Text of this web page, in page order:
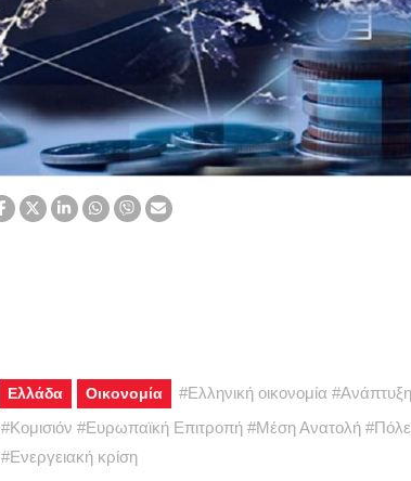
Ελλάδα Οικονομία #Ελληνική οικονομία #Ανάπτυξη
#Κομισιόν #Ευρωπαϊκή Επιτροπή #Μέση Ανατολή #
#Ενεργειακή κρίση